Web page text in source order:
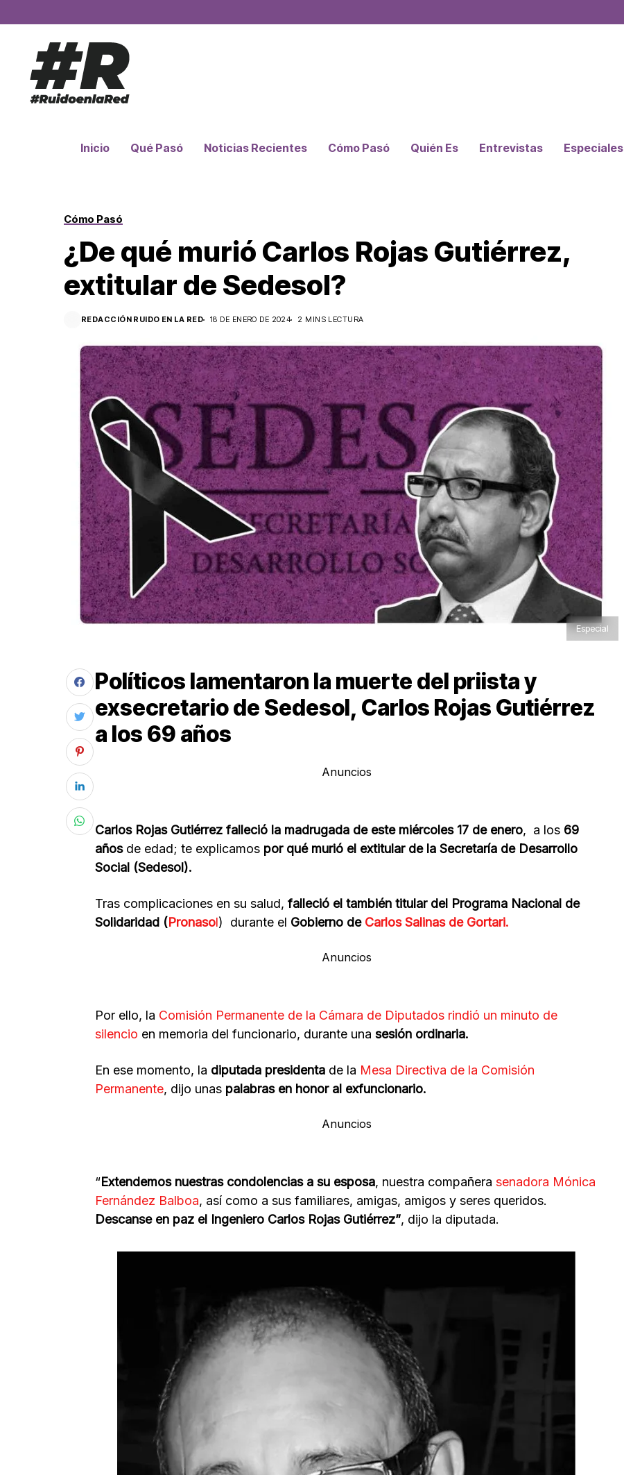
Inicio Qué Pasó Noticias Recientes Cómo Pasó Quién Es Entrevistas Especiales
Cómo Pasó
¿De qué murió Carlos Rojas Gutiérrez,
extitular de Sedesol?
REDACCIÓN RUIDO EN LA RED 18 DE ENERO DE 2024 2 MINS LECTURA
Especial
Políticos lamentaron la muerte del priista y
exsecretario de Sedesol, Carlos Rojas Gutiérrez
a los 69 años
Anuncios
Carlos Rojas Gutiérrez falleció la madrugada de este miércoles 17 de enero, a los 69
añosde edad; te explicamos por qué murió el extitular de la Secretaría de Desarrollo
Social (Sedesol).
Tras complicaciones en su salud, falleció el también titular del Programa Nacional de
Solidaridad (Pronasol) durante el Gobierno de Carlos Salinas de Gortari.
Anuncios
Por ello, la Comisión Permanente de la Cámara de Diputados rindió un minuto de
silencio en memoria del funcionario, durante una sesión ordinaria.
En ese momento, la diputada presidenta de la Mesa Directiva de la Comisión
Permanente, dijo unas palabras en honor al exfuncionario.
Anuncios
“Extendemos nuestras condolencias a su esposa, nuestra compañera senadora Mónica
Fernández Balboa, así como a sus familiares, amigas, amigos y seres queridos.
Descanse en paz el Ingeniero Carlos Rojas Gutiérrez”, dijo la diputada.